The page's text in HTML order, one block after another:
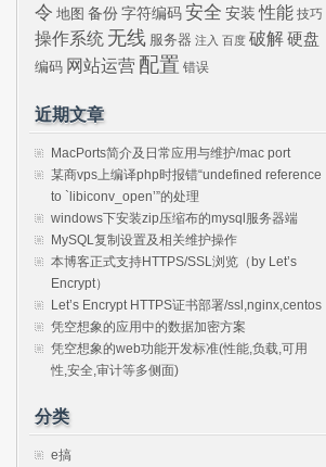
令 地图 备份 字符编码 安全 安装 性能 技巧
操作系统 无线 服务器 注入 百度 破解硬盘
编码 网站运营 配置 错误
近期文章
MacPorts简介及日常应用与维护/mac port
某商vps上编译php时报错“undefined reference
to `libiconv_open’”的处理
windows下安装zip压缩布的mysql服务器端
MySQL复制设置及相关维护操作
本博客正式支持HTTPS/SSL浏览（by Let’s
Encrypt）
Let’s Encrypt HTTPS证书部署/ssl,nginx,centos
凭空想象的应用中的数据加密方案
凭空想象的web功能开发标准(性能,负载,可用
性,安全,审计等多侧面)
分类
e搞